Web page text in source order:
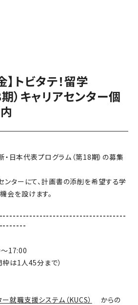
トビタテ！留学
）キャリアセンター個
・日本代表プログラム（第18期）の募集
ンターにて、計画書の添削を希望する学
会を設けます。
17:00
は1人45分まで）
就職支援システム（KUCS）
からの